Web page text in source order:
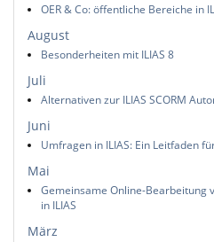
OER & Co: öffentliche Bereiche in
August
Besonderheiten mit ILIAS 8
Juli
Alternativen zur ILIAS SCORM
Juni
Umfragen in ILIAS: Ein Leitfaden
Mai
Gemeinsame Online-Bearbeitung
in ILIAS
März